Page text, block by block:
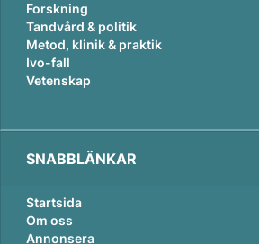
Forskning
Tandvård & politik
Metod, klinik & praktik
Ivo-fall
Vetenskap
SNABBLÄNKAR
Startsida
Om oss
Annonsera